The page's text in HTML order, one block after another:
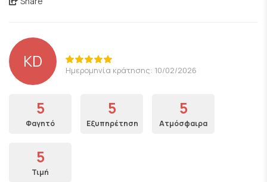
KD Ημερομηνία κράτησης: 10/02/2026
5
Φαγητό
5
Εξυπηρέτηση
5
Ατμόσφαιρα
5
Τιμή